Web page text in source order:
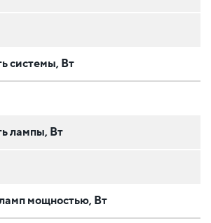
системы, Вт
лампы, Вт
мощностью, Вт